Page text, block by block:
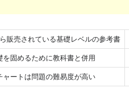
販売されている基礎レベルの参考書
を固めるために教科書と併用
ャートは問題の難易度が高い